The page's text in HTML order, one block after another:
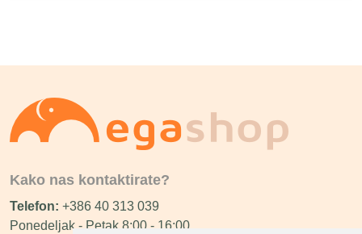
Kako nas kontaktirate?
Telefon: +386 40 313 039
Ponedeljak - Petak 8:00 - 16:00